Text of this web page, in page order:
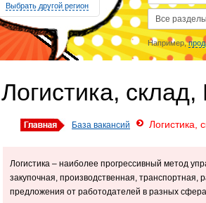
Выбрать другой регион
Например,
Логистика,
База вакансий Логистика,
Логистика – наиболее прогрессивный метод
закупочная, производственная,
предложения от работодателей в разных